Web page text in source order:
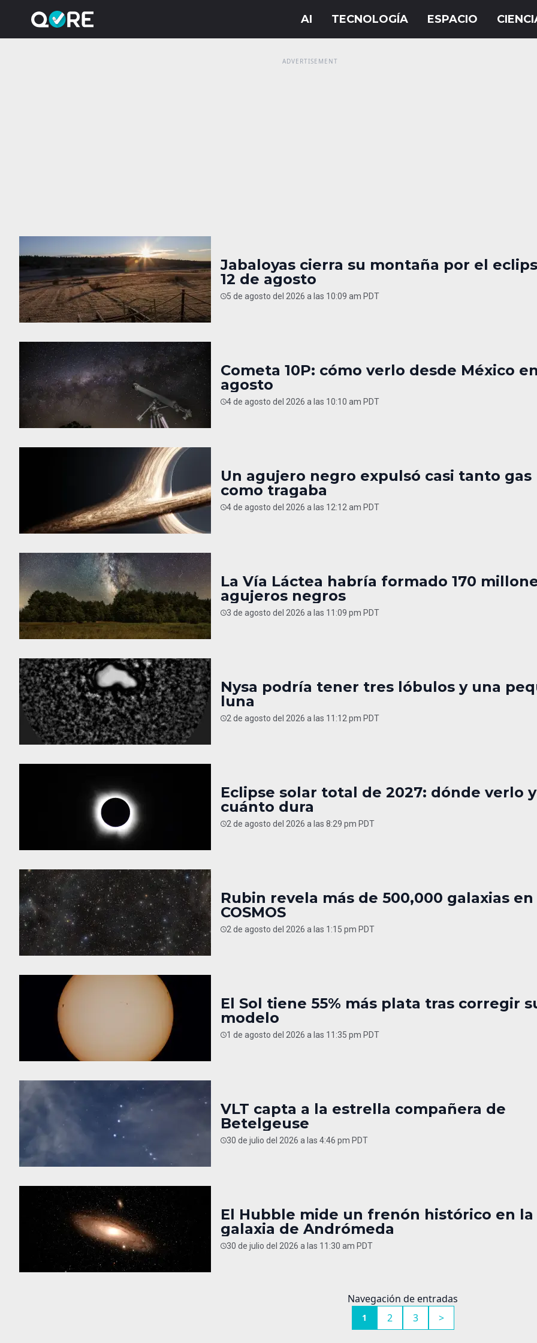
Jabaloyas cierra su montaña por el
12 de agosto
5 de agosto del 2026 a las 10:09 am PDT
Cometa 10P: cómo verlo desde México
agosto
4 de agosto del 2026 a las 10:10 am PDT
Un agujero negro expulsó casi tanto gas
como tragaba
4 de agosto del 2026 a las 12:12 am PDT
La Vía Láctea habría formado 170
agujeros negros
3 de agosto del 2026 a las 11:09 pm PDT
Nysa podría tener tres lóbulos y una
luna
2 de agosto del 2026 a las 11:12 pm PDT
Eclipse solar total de 2027: dónde verlo y
cuánto dura
2 de agosto del 2026 a las 8:29 pm PDT
Rubin revela más de 500,000 galaxias en
COSMOS
2 de agosto del 2026 a las 1:15 pm PDT
El Sol tiene 55% más plata tras corregir
modelo
1 de agosto del 2026 a las 11:35 pm PDT
VLT capta a la estrella compañera de
Betelgeuse
30 de julio del 2026 a las 4:46 pm PDT
El Hubble mide un frenón histórico en la
galaxia de Andrómeda
30 de julio del 2026 a las 11:30 am PDT
Navegación de entradas
1 2 3 >